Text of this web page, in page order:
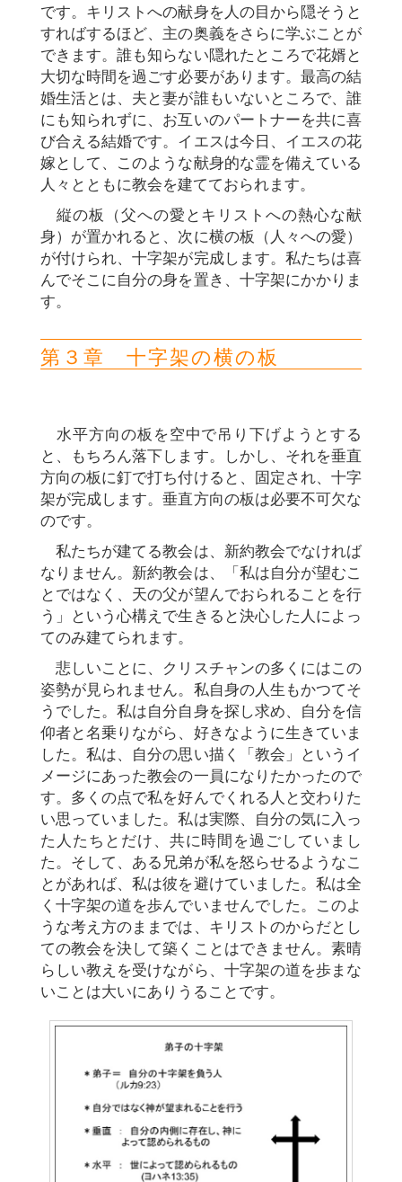
です。キリストへの献身を人の目から隠そうと
すればするほど、主の奥義をさらに学ぶことが
できます。誰も知らない隠れたところで花婿と
大切な時間を過ごす必要があります。最高の結
婚生活とは、夫と妻が誰もいないところで、誰
にも知られずに、お互いのパートナーを共に喜
び合える結婚です。イエスは今日、イエスの花
嫁として、このような献身的な霊を備えている
人々とともに教会を建てておられます。
縦の板（父への愛とキリストへの熱心な献
身）が置かれると、次に横の板（人々への愛）
が付けられ、十字架が完成します。私たちは喜
んでそこに自分の身を置き、十字架にかかりま
す。
第３章 十字架の横の板
水平方向の板を空中で吊り下げようとする
と、もちろん落下します。しかし、それを垂直
方向の板に釘で打ち付けると、固定され、十字
架が完成します。垂直方向の板は必要不可欠な
のです。
私たちが建てる教会は、新約教会でなければ
なりません。新約教会は、「私は自分が望むこ
とではなく、天の父が望んでおられることを行
う」という心構えで生きると決心した人によっ
てのみ建てられます。
悲しいことに、クリスチャンの多くにはこの
姿勢が見られません。私自身の人生もかつてそ
うでした。私は自分自身を探し求め、自分を信
仰者と名乗りながら、好きなように生きていま
した。私は、自分の思い描く「教会」というイ
メージにあった教会の一員になりたかったので
す。多くの点で私を好んでくれる人と交わりた
い思っていました。私は実際、自分の気に入っ
た人たちとだけ、共に時間を過ごしていまし
た。そして、ある兄弟が私を怒らせるようなこ
とがあれば、私は彼を避けていました。私は全
く十字架の道を歩んでいませんでした。このよ
うな考え方のままでは、キリストのからだとし
ての教会を決して築くことはできません。素晴
らしい教えを受けながら、十字架の道を歩まな
いことは大いにありうることです。